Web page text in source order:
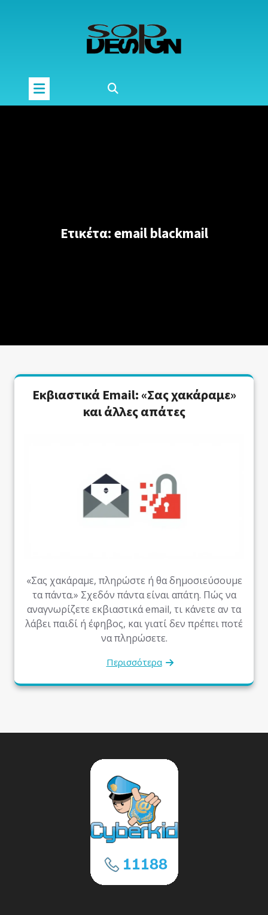
Ετικέτα: email blackmail
Εκβιαστικά Email: «Σας χακάραμε»
και άλλες απάτες
«Σας χακάραμε, πληρώστε ή θα δημοσιεύσουμε
τα πάντα.» Σχεδόν πάντα είναι απάτη. Πώς να
αναγνωρίζετε εκβιαστικά email, τι κάνετε αν τα
λάβει παιδί ή έφηβος, και γιατί δεν πρέπει ποτέ
να πληρώσετε.
Περισσότερα